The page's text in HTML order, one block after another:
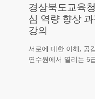
경상북도교육
심 역량 향상
강의
서로에 대한 이해, 공
연수원에서 열리는 6